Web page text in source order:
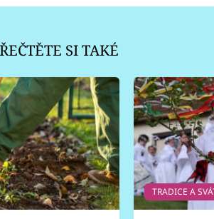
SI TAKÉ
TRADICE A